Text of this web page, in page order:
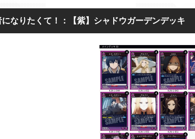
になりたくて！：【紫】シャドウガーデンデッキ